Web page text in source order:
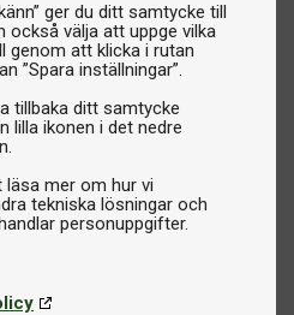
ger du ditt samtycke till
också välja att uppge vilka
genom att klicka i rutan
”Spara inställningar”.
tillbaka ditt samtycke
lilla ikonen i det nedre
mer om hur vi
tekniska lösningar och